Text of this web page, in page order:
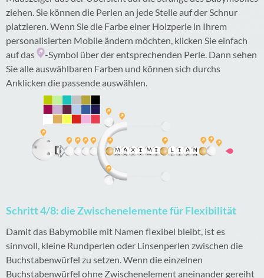
ziehen. Sie können die Perlen an jede Stelle auf der Schnur
platzieren. Wenn Sie die Farbe einer Holzperle in Ihrem
personalisierten Mobile ändern möchten, klicken Sie einfach
auf das
-Symbol über der entsprechenden Perle. Dann sehen
Sie alle auswählbaren Farben und können sich durchs
Anklicken die passende auswählen.
Schritt 4/8: die Zwischenelemente für Flexibilität
Damit das Babymobile mit Namen flexibel bleibt, ist es
sinnvoll, kleine Rundperlen oder Linsenperlen zwischen die
Buchstabenwürfel zu setzen. Wenn die einzelnen
Buchstabenwürfel ohne Zwischenelement aneinander gereiht